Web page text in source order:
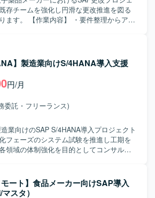
ジションの魅力】 複数モ
PP）に関わりながら、導入後の運用保
提案まで幅広いフェーズを経験でき、
いただけます。 【開発環境】 SAP
用保守・改修作業が中心となり、ABAPに
修および関連ドキュメントの作成を行っ
存チームを強化し円滑な更改推進を図る
件整理からアー
テスト結果）のレビューを実施していた
におけるユーザーサポートおよび課題整
応を行っていただきます。 ・関係者向け
明資料の作成を行っていただきます。 ・
者との調整や情報共有など、コミュニケ
推進していただきます。 【求める人
ケーション力が高く、明るく前向きに取
る方を求めております。 ・社員側の立ち
的かつスコープにとらわれず柔軟に動け
ります。 ・ユーザーとベンダー双方の意
り、わかりやすく翻訳・整理しながらコ
参画し、販売領域の知見を深めながら上
に関わっていただけます。 ・ユーザーサ
】製造業向けS/4HANA導入支援
円/月
委託・フリーランス)
造業向けのSAP S/4HANA導入プロジェクト
フェーズのシステム試験を推進し工期を
領域の体制強化を目的としてコンサルタ
能を最大限活用した導入支援を行ってい
の実現化フェーズにおいてSAP標準機能
モート】食品メーカー向けSAP導入
スタ）